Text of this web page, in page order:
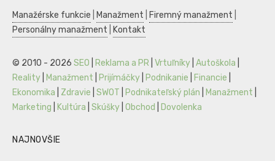
Manažérske funkcie Manažment Firemný manažment
Personálny manažment
Kontakt
© 2010 - 2026 SEO Reklama a PR Vrtuľníky Autoškola
Reality
Manažment Prijímáčky Podnikanie Financie
Ekonomika
Zdravie SWOT Podnikateľský plán Manažment
Marketing
Kultúra Skúšky Obchod Dovolenka
NAJNOVŠIE